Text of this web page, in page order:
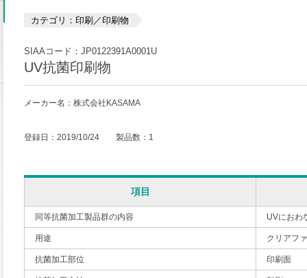
カテゴリ：印刷／印刷物
SIAAコード：JP0122391A0001U
UV抗菌印刷物
メーカー名：株式会社KASAMA
登録日：2019/10/24 製品数：1
項目
同等抗菌加工製品群の内容 UVにおわ
用途 クリアフ
抗菌加工部位 印刷面